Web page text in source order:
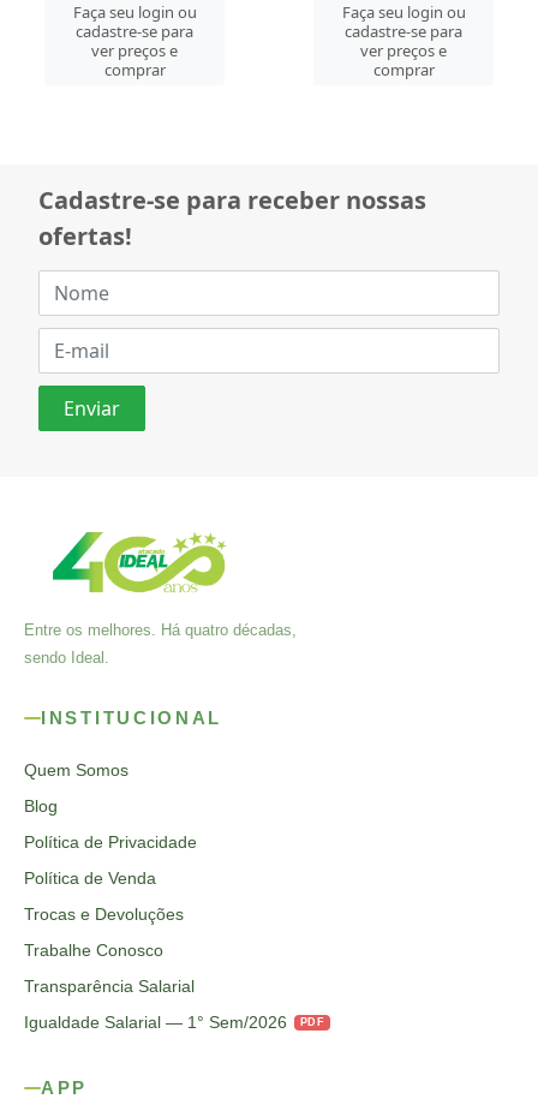
Faça seu login ou
cadastre-se para
ver preços e
comprar
Faça seu login ou
cadastre-se para
ver preços e
comprar
Cadastre-se para receber nossas
ofertas!
Entre os melhores. Há quatro décadas,
sendo Ideal.
INSTITUCIONAL
Quem Somos
Blog
Política de Privacidade
Política de Venda
Trocas e Devoluções
Trabalhe Conosco
Transparência Salarial
Igualdade Salarial — 1° Sem/2026
PDF
APP